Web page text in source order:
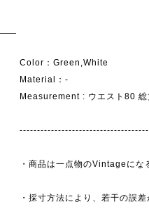
Color：Green,White
Material：-
Measurement : ウエスト80
・商品は一点物のVintageに
・採寸方法により、若干の誤